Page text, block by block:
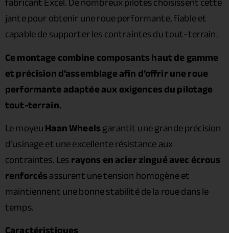
jante pour obtenir une roue performante, fiable et
capable de supporter les contraintes du tout-terrain.
Ce montage combine composants haut de gamme
et précision d’assemblage afin d’offrir une roue
performante adaptée aux exigences du pilotage
tout-terrain.
Le moyeuHaan Wheelsgarantit une grande précision
d’usinage et une excellente résistance aux
contraintes. Lesrayons en acier zingué avec écrous
renforcésassurent une tension homogène et
maintiennent une bonne stabilité de la roue dans le
temps.